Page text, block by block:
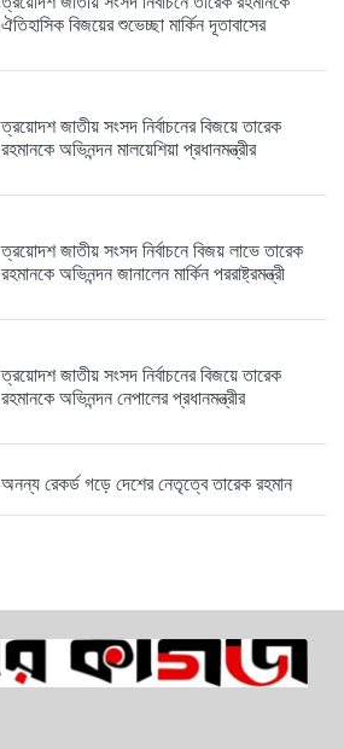
ত্রয়োদশ জাতীয় সংসদ নির্বাচনের বিজয়ে...
6 months আগে
ঐতিহাসিক বিজয়ের শুভেচ্ছা মার্কিন দূতাবাসের
ত্রয়োদশ জাতীয় সংসদ নির্বাচনের বিজয়ে তারেক
রহমানকে অভিনন্দন মালয়েশিয়া প্রধানমন্ত্রীর
ত্রয়োদশ জাতীয় সংসদ নির্বাচনে বিজয় লাভে তারেক
রহমানকে অভিনন্দন জানালেন মার্কিন পররাষ্ট্রমন্ত্রী
ত্রয়োদশ জাতীয় সংসদ নির্বাচনের বিজয়ে তারেক
রহমানকে অভিনন্দন নেপালের প্রধানমন্ত্রীর
অনন্য রেকর্ড গড়ে দেশের নেতৃত্বে তারেক রহমান